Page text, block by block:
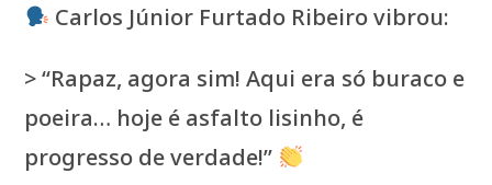
Carlos Júnior Furtado Ribeiro vibrou:
> “Rapaz, agora sim! Aqui era só buraco e
poeira… hoje é asfalto lisinho, é
progresso de verdade!”